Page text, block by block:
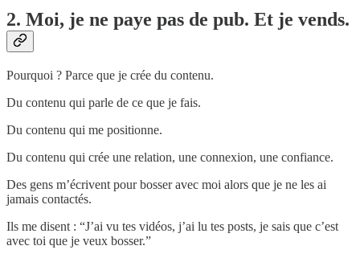
2. Moi, je ne paye pas de pub. Et je vends.
Pourquoi ? Parce que je crée du contenu.
Du contenu qui parle de ce que je fais.
Du contenu qui me positionne.
Du contenu qui crée une relation, une connexion, une confiance.
Des gens m’écrivent pour bosser avec moi alors que je ne les ai
jamais contactés.
Ils me disent : “J’ai vu tes vidéos, j’ai lu tes posts, je sais que c’est
avec toi que je veux bosser.”